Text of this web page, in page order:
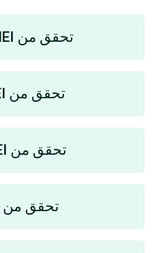
تحقق من Samsung IMEI
تحقق من Xiaomi IMEI
تحقق من Huawei IMEI
تحقق من Sony IMEI